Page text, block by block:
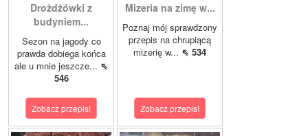
Drożdżówki z
budyniem...
Sezon na jagody co
prawda dobiega końca
ale u mnie jeszcze... ⇖
546
Zobacz przepis!
Mizeria na zimę w...
Poznaj mój sprawdzony
przepis na chrupiącą
mizerię w... ⇖ 534
Zobacz przepis!